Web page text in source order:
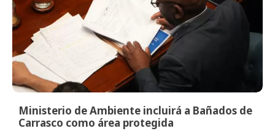
Ministerio de Ambiente incluirá a Bañados de
Carrasco como área protegida